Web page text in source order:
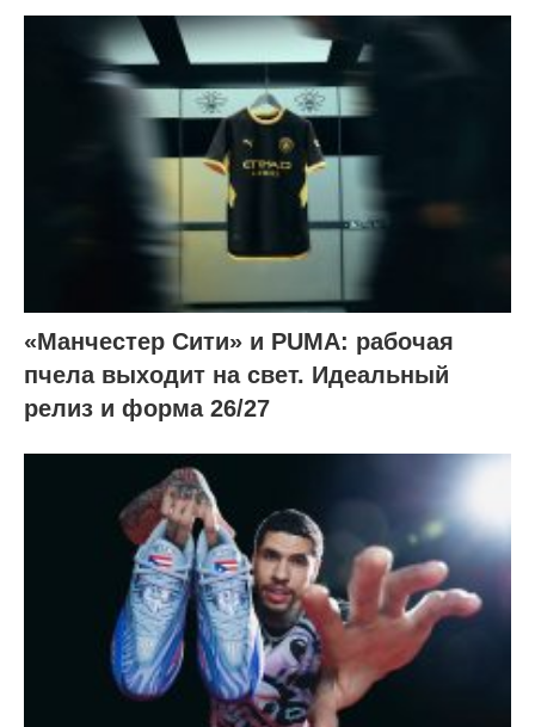
«Манчестер Сити» и PUMA: рабочая
пчела выходит на свет. Идеальный
релиз и форма 26/27